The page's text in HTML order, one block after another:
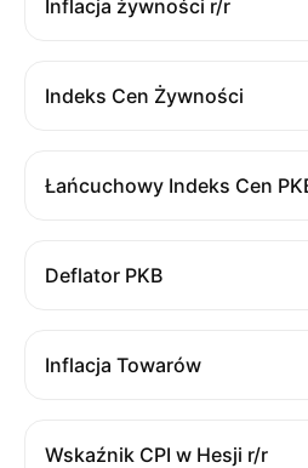
Inflacja żywności r/r
Indeks Cen Żywności
Łańcuchowy Indeks Cen
Deflator PKB
Inflacja Towarów
Wskaźnik CPI w Hesji r/r